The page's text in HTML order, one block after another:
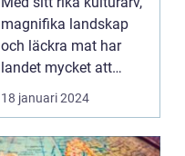
många resenärer
magnifika landskap
och läckra mat har
landet mycket att
erbjuda. I denna ar...
18 januari 2024